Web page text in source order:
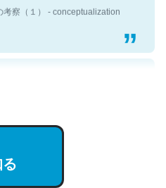
entry/2023/03/27
察（１） - conceptualization